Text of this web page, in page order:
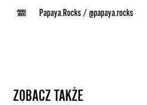
Papaya.Rocks /@papaya.rocks
ZOBACZ TAKŻE